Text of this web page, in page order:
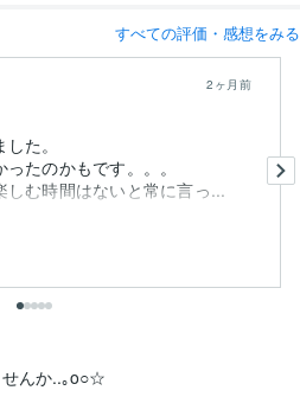
すべての評価・感想をみる
2ヶ月前
た。
たのかもです。。。
しむ時間はないと常に言っ...
んか..｡o○☆